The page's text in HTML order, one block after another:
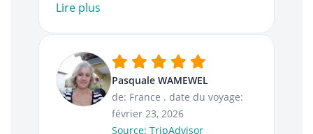
Lire plus
Pasquale WAMEWEL
de: France . date du voyage:
février 23, 2026
Source: TripAdvisor